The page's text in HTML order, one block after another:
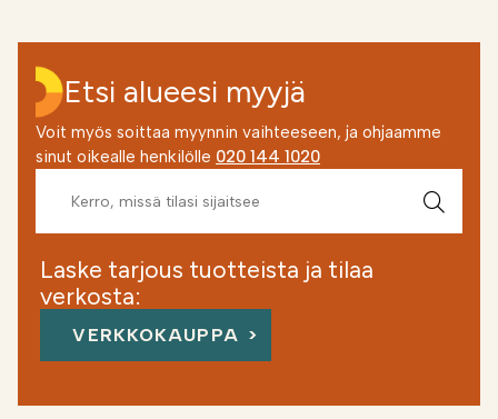
Etsi alueesi myyjä
Voit myös soittaa myynnin vaihteeseen, ja ohjaamme
sinut oikealle henkilölle 020 144 1020
Laske tarjous tuotteista ja tilaa
verkosta:
VERKKOKAUPPA